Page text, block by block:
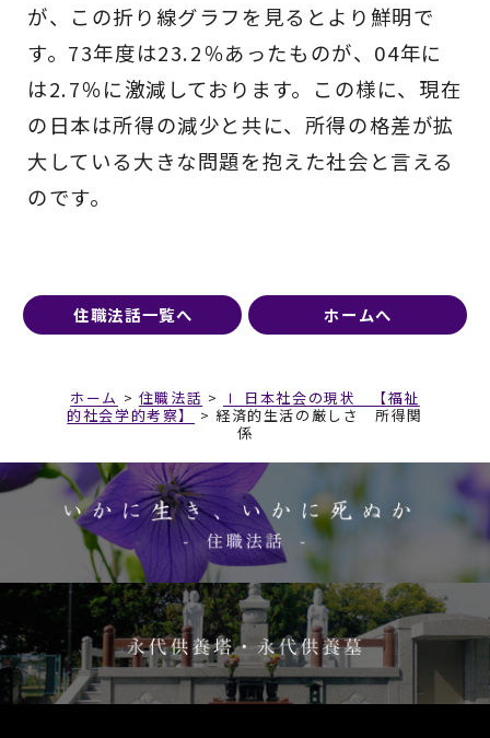
が、この折り線グラフを見るとより鮮明で
す。73年度は23.2％あったものが、04年に
は2.7％に激減しております。この様に、現在
の日本は所得の減少と共に、所得の格差が拡
大している大きな問題を抱えた社会と言える
のです。
住職法話一覧へ ホームへ
ホーム > 住職法話 >
Ⅰ 日本社会の現状 【福祉
的社会学的考察】
> 経済的生活の厳しさ 所得関
係